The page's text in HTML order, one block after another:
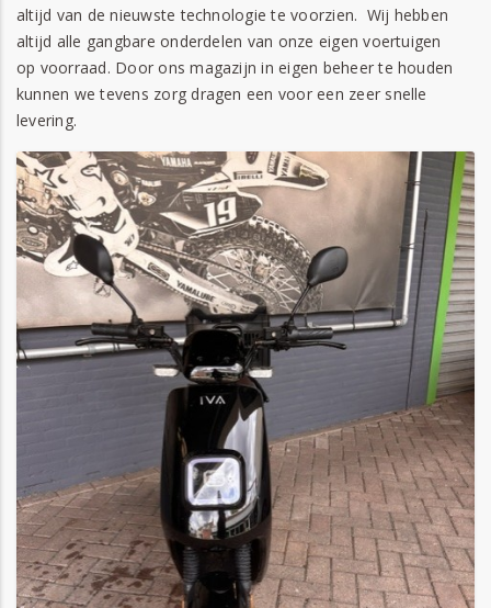
altijd van de nieuwste technologie te voorzien. Wij hebben
altijd alle gangbare onderdelen van onze eigen voertuigen
op voorraad. Door ons magazijn in eigen beheer te houden
kunnen we tevens zorg dragen een voor een zeer snelle
levering.